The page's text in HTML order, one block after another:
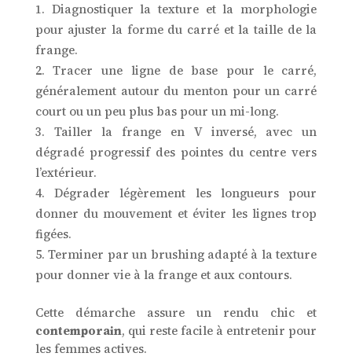
Diagnostiquer la texture et la morphologie
pour ajuster la forme du carré et la taille de la
frange.
Tracer une ligne de base pour le carré,
généralement autour du menton pour un carré
court ou un peu plus bas pour un mi-long.
Tailler la frange en V inversé, avec un
dégradé progressif des pointes du centre vers
l’extérieur.
Dégrader légèrement les longueurs pour
donner du mouvement et éviter les lignes trop
figées.
Terminer par un brushing adapté à la texture
pour donner vie à la frange et aux contours.
Cette démarche assure un rendu chic et
contemporain, qui reste facile à entretenir pour
les femmes actives.